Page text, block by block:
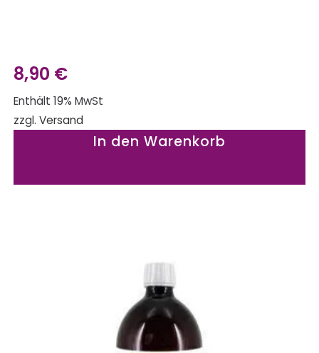
8,90 €
Enthält 19% MwSt
zzgl. Versand
In den Warenkorb